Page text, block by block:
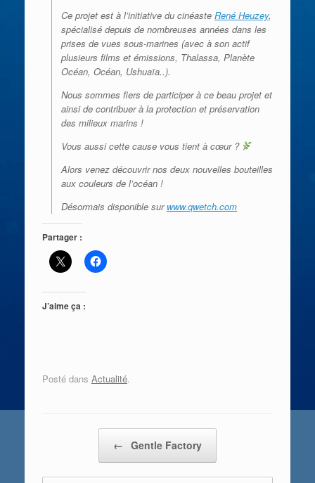
Ce projet est à l’initiative du cinéaste René Heuzey,
spécialisé depuis de nombreuses années dans les
prises de vues sous-marines (avec à son actif
plusieurs films et émissions, Thalassa, Planète
Océan, Océan, Ushuaïa..).
Nous sommes fiers de participer à ce beau projet et
ainsi de contribuer à la protection et préservation
des milieux marins !
Vous aussi cette cause vous tient à cœur ?
Alors venez découvrir nos deux nouvelles bouteilles
aux couleurs de l’océan !
Désormais disponible sur www.qwetch.com
Partager :
J’aime ça :
Posté dans Actualité.
← Gentle Factory